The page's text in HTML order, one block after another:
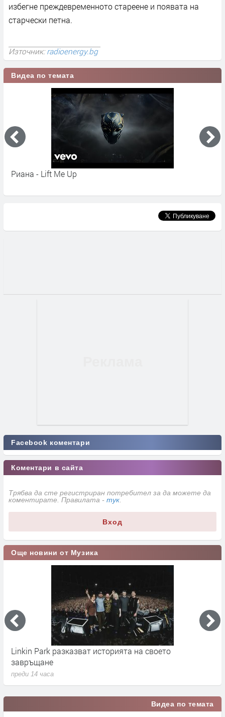
избегне преждевременното стареене и появата на
старчески петна.
Източник:radioenergy.bg
Видеа по темата
Риана - Lift Me Up
Facebook коментари
Коментари в сайта
Трябва да сте регистриран потребител за да можете да
коментирате. Правилата - тук
Вход
Още новини от Музика
Linkin Park разказват историята на своето
завръщане
преди 14 часа
Видеа по темата